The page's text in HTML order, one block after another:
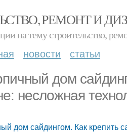
РЕМОНТ И
на тему строительство,
новости статьи
дом
несложная
дом сайдингом. Как крепить